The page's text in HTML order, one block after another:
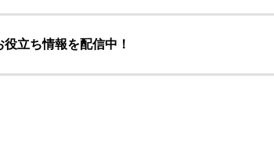
立ち情報を配信中！